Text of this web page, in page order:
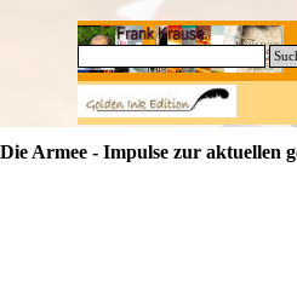
Direkt zum Seiteninhalt
Die Armee - Impulse zur aktuellen